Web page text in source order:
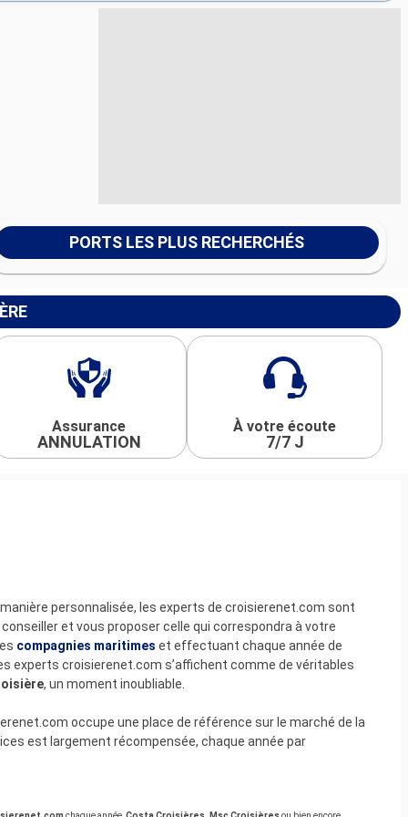
PORTS LES PLUS RECHERCHÉS
Assurance
ANNULATION
À votre écoute
7/7 J
personnalisée, les experts de croisierenet.com sont
et vous proposer celle qui correspondra à votre
compagnies maritimes et effectuant chaque année de
experts croisierenet.com s’affichent comme de véritables
, un moment inoubliable.
occupe une place de référence sur le marché de la
est largement récompensée, chaque année par